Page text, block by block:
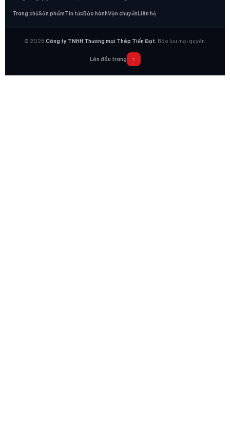
Trang chủSản phẩmTin tứcBảo hànhVận chuyển Liên hệ
© 2026 Công ty TNHH Thương mại Thép Tiến Đạt. Bảo lưu mọi quyền.
Lên đầu trang ↑